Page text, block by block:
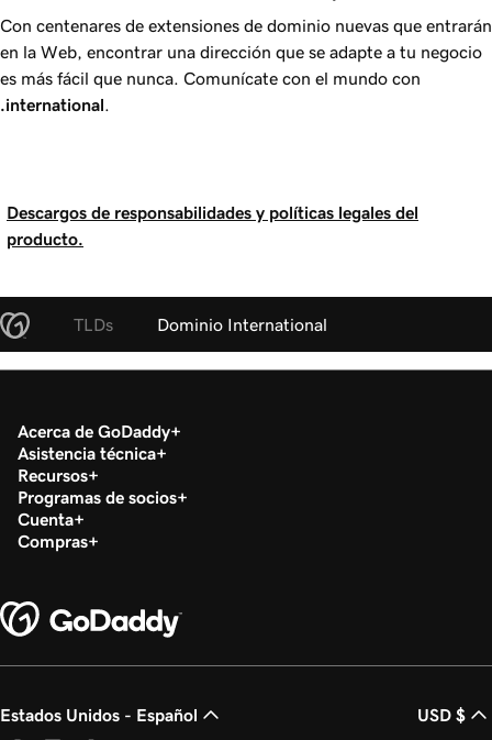
Con centenares de extensiones de dominio nuevas que entrarán
en la Web, encontrar una dirección que se adapte a tu negocio
es más fácil que nunca. Comunícate con el mundo con
.international
Descargos de responsabilidades y políticas legales del
producto.
TLDs Dominio International
Acerca de GoDaddy
Asistencia técnica
Recursos
Programas de socios
Cuenta
Compras
Estados Unidos - Español USD $